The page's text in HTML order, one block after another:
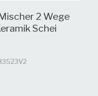
2 Wege
Schei